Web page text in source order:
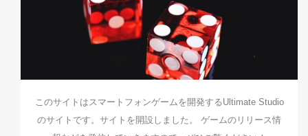
このサイトはスマートフォンゲームを開発するUltimate Studio
のサイトです。サイトを開設しました。 ゲームのリリース情